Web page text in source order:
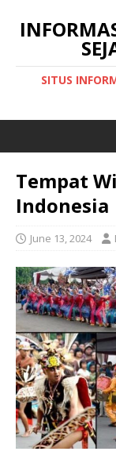
SITUS
Tempat
Indonesia
June 13, 2024